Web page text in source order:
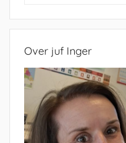
Over juf Inger